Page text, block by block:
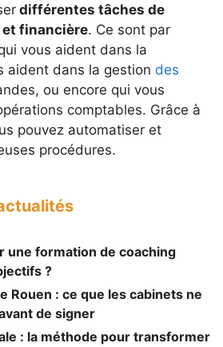
différentes tâches de
financière. Ce sont par
vous aident dans la
aident dans la gestion des
ou encore qui vous
comptables. Grâce à
pouvez automatiser et
procédures.
une formation de coaching
?
Rouen : ce que les cabinets ne
de signer
: la méthode pour transformer